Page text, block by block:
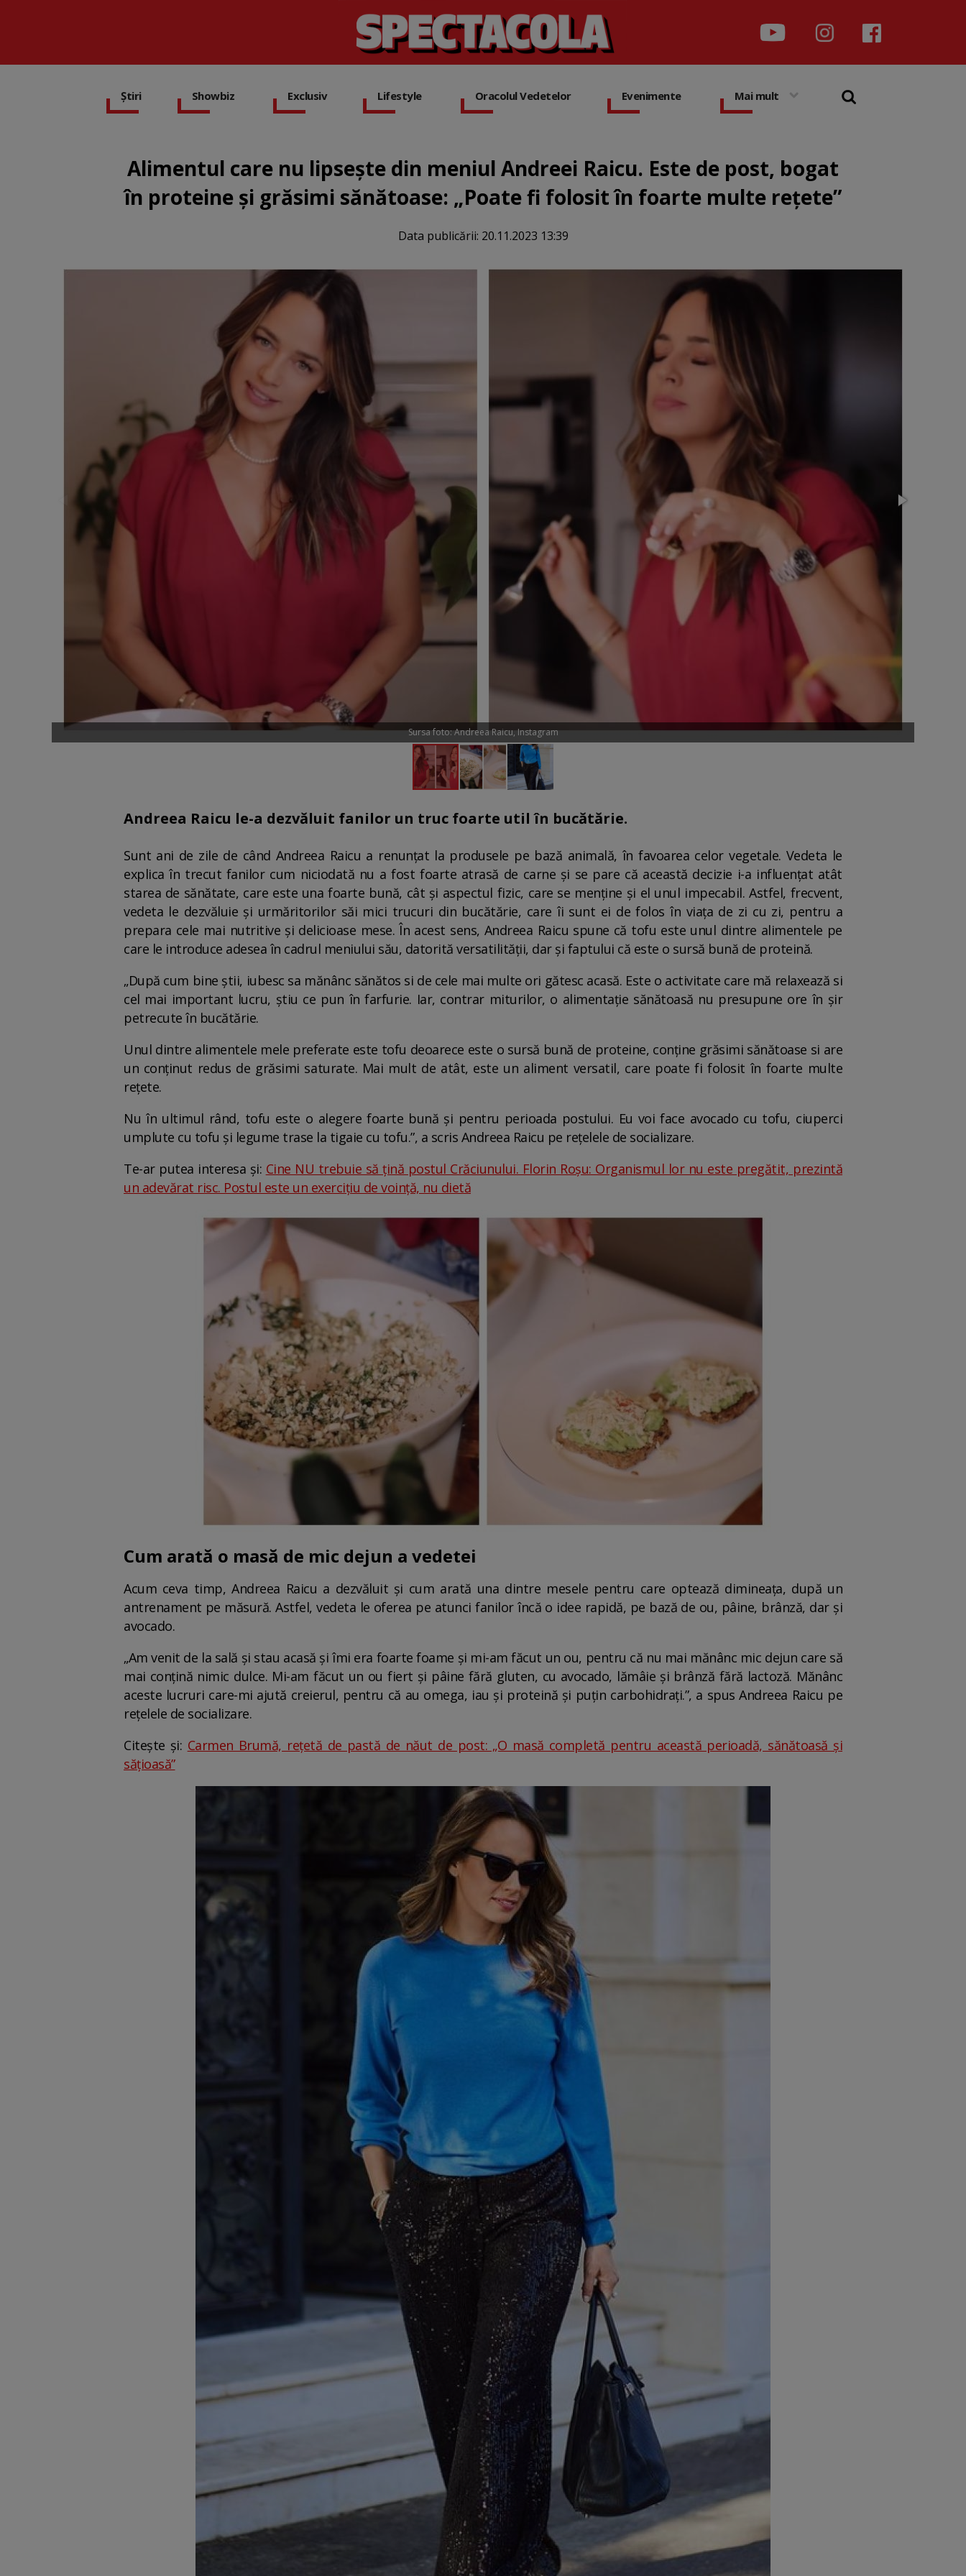
Știri Showbiz Exclusiv Lifestyle Oracolul Vedetelor Evenimente Mai mult
Alimentul care nu lipsește din meniul Andreei Raicu. Este de post, bogat
în proteine și grăsimi sănătoase: „Poate fi folosit în foarte multe rețete”
Data publicării: 20.11.2023 13:39
Sursa foto: Andreea Raicu, Instagram
Andreea Raicu le-a dezvăluit fanilor un truc foarte util în bucătărie.
Sunt ani de zile de când Andreea Raicu a renunțat la produsele pe bază animală, în favoarea celor vegetale. Vedeta le
explica în trecut fanilor cum niciodată nu a fost foarte atrasă de carne și se pare că această decizie i-a influențat atât
starea de sănătate, care este una foarte bună, cât și aspectul fizic, care se menține și el unul impecabil. Astfel, frecvent,
vedeta le dezvăluie și urmăritorilor săi mici trucuri din bucătărie, care îi sunt ei de folos în viața de zi cu zi, pentru a
prepara cele mai nutritive și delicioase mese. În acest sens, Andreea Raicu spune că tofu este unul dintre alimentele pe
care le introduce adesea în cadrul meniului său, datorită versatilității, dar și faptului că este o sursă bună de proteină.
„După cum bine știi, iubesc sa mănânc sănătos si de cele mai multe ori gătesc acasă. Este o activitate care mă relaxează si
cel mai important lucru, știu ce pun în farfurie. Iar, contrar miturilor, o alimentație sănătoasă nu presupune ore în șir
petrecute în bucătărie.
Unul dintre alimentele mele preferate este tofu deoarece este o sursă bună de proteine, conține grăsimi sănătoase si are
un conținut redus de grăsimi saturate. Mai mult de atât, este un aliment versatil, care poate fi folosit în foarte multe
rețete.
Nu în ultimul rând, tofu este o alegere foarte bună și pentru perioada postului. Eu voi face avocado cu tofu, ciuperci
umplute cu tofu și legume trase la tigaie cu tofu.”, a scris Andreea Raicu pe rețelele de socializare.
Te-ar putea interesa și: Cine NU trebuie să țină postul Crăciunului. Florin Roşu: Organismul lor nu este pregătit, prezintă
un adevărat risc. Postul este un exerciţiu de voinţă, nu dietă
Cum arată o masă de mic dejun a vedetei
Acum ceva timp, Andreea Raicu a dezvăluit și cum arată una dintre mesele pentru care optează dimineața, după un
antrenament pe măsură. Astfel, vedeta le oferea pe atunci fanilor încă o idee rapidă, pe bază de ou, pâine, brânză, dar și
avocado.
„Am venit de la sală și stau acasă și îmi era foarte foame și mi-am făcut un ou, pentru că nu mai mănânc mic dejun care să
mai conțină nimic dulce. Mi-am făcut un ou fiert și pâine fără gluten, cu avocado, lămâie și brânză fără lactoză. Mănânc
aceste lucruri care-mi ajută creierul, pentru că au omega, iau și proteină și puțin carbohidrați.”, a spus Andreea Raicu pe
rețelele de socializare.
Citește și: Carmen Brumă, rețetă de pastă de năut de post: „O masă completă pentru această perioadă, sănătoasă și
sățioasă”